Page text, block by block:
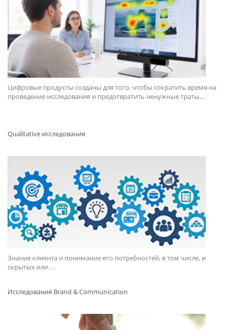
Цифровые продукты созданы для того, чтобы сократить время на
проведение исследования и предотвратить ненужные траты....
Qualitative исследования
Знание клиента и понимание его потребностей, в том числе, и
скрытых или. . .
Исследования Brand & Communication